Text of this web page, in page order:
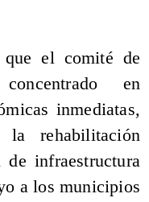
que el comité de
en
inmediatas,
rehabilitación
de infraestructura
a los municipios